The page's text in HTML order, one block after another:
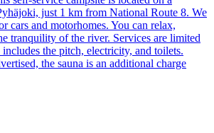
just 1 km from National Route 8. We
cars and motorhomes. You can relax,
tranquility of the river. Services are limited
the pitch, electricity, and toilets.
the sauna is an additional charge